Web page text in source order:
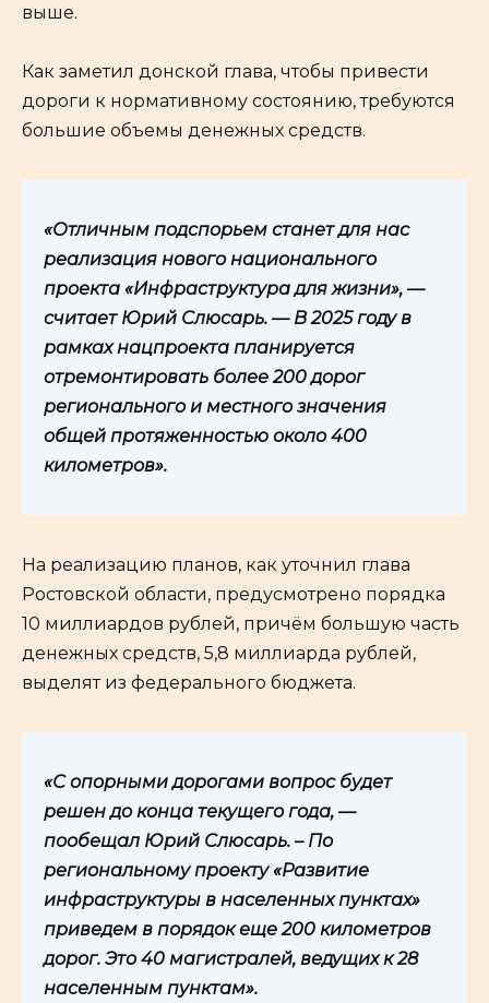
выше.
Как заметил донской глава, чтобы привести
дороги к нормативному состоянию, требуются
большие объемы денежных средств.
«Отличным подспорьем станет для нас
реализация нового национального
проекта «Инфраструктура для жизни», —
считает Юрий Слюсарь. — В 2025 году в
рамках нацпроекта планируется
отремонтировать более 200 дорог
регионального и местного значения
общей протяженностью около 400
километров».
На реализацию планов, как уточнил глава
Ростовской области, предусмотрено порядка
10 миллиардов рублей, причём большую часть
денежных средств, 5,8 миллиарда рублей,
выделят из федерального бюджета.
«С опорными дорогами вопрос будет
решен до конца текущего года, —
пообещал Юрий Слюсарь. – По
региональному проекту «Развитие
инфраструктуры в населенных пунктах»
приведем в порядок еще 200 километров
дорог. Это 40 магистралей, ведущих к 28
населенным пунктам».